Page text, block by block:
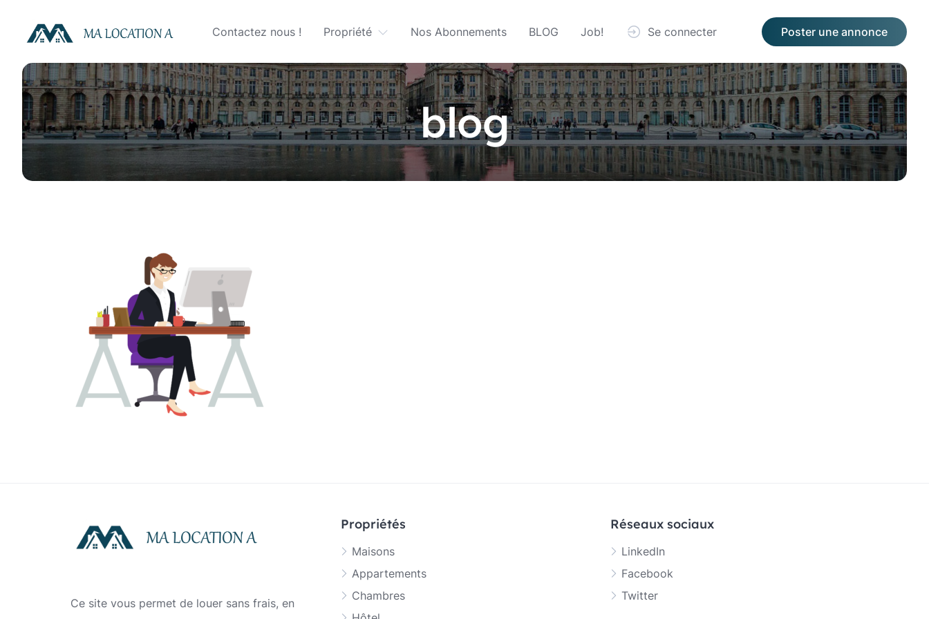
content
Contactez nous ! Propriété Nos Abonnements BLOG Job! Se connecter Poster une annonce
blog
Ce site vous permet de louer sans frais, en
Propriétés
Maisons
Appartements
Chambres
Réseaux sociaux
LinkedIn
Facebook
Twitter